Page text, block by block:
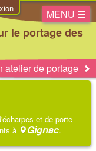
le portage des
MENU ☰
atelier de portage
et de porte-
à
Gignac.